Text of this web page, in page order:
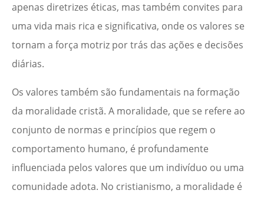
apenas diretrizes éticas, mas também convites para
uma vida mais rica e significativa, onde os valores se
tornam a força motriz por trás das ações e decisões
diárias.
Os valores também são fundamentais na formação
da moralidade cristã. A moralidade, que se refere ao
conjunto de normas e princípios que regem o
comportamento humano, é profundamente
influenciada pelos valores que um indivíduo ou uma
comunidade adota. No cristianismo, a moralidade é